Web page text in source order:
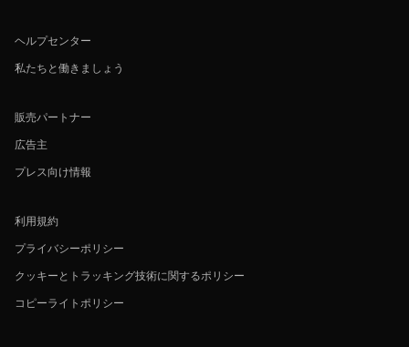
ヘルプセンター
私たちと働きましょう
販売パートナー
広告主
プレス向け情報
利用規約
プライバシーポリシー
クッキーとトラッキング技術に関するポリシー
コピーライトポリシー